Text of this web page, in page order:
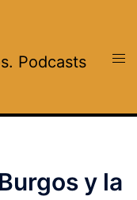
Podcasts
y la